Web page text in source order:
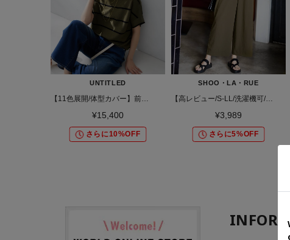
UNTITLED
【11色展開/体型カバー】前後2WAYフレンチスリーブニット
¥15,400
さらに10%OFF
SHOO・LA・RUE
【高レビュー/S-LL/洗濯機可/セットアップ可】着丈選べる 軽凛(かろりん) ひんやりフラップイージーパンツ
¥3,989
さらに5%OFF